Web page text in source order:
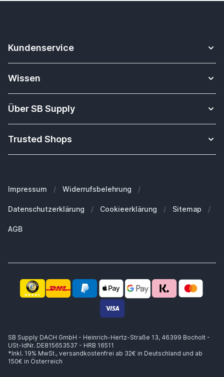
Kundenservice
Kontakt
Versandkosten & Lieferung
Widerrufsbelehrung
Hier widerrufen
Für Geschäftskunden
Trusted Shops Zertifikat
Kompetente Beratung
14 Tage Widerrufsrecht
Käuferschutz bis zu €20.000
Wissen
Apple Watch Armbänder Datenbank
Tablet-Unterrichtsmaterial
Welche Airpods habe ich?
Welchen MagSafe brauche ich?
Über SB Supply
Über uns
Arbeiten bei SB Supply
Trusted Shops
Impressum / Widerrufsbelehrung /
Datenschutzerklärung / Cookieerklärung / Sitemap /
AGB
SB Supply DACH GmbH - Heinrich-Hertz-Straße 13, 46399 Bocholt -
USt-IdNr. DE815653537 - HRB 16511
*Inkl. 19% MwSt., versandkostenfrei ab 32€ in Deutschland und ab
150€ in Österreich